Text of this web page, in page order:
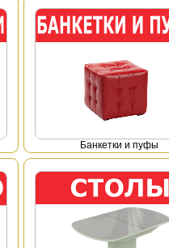
Банкетки и пуфы